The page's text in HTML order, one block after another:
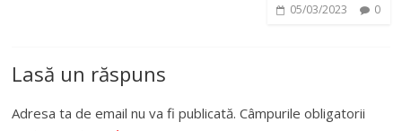
05/03/2023 0
Lasă un răspuns
Adresa ta de email nu va fi publicată. Câmpurile obligatorii